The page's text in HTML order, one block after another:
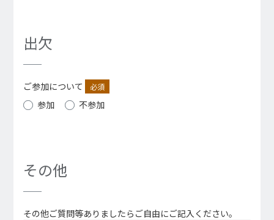
出欠
ご参加について 必須
参加 不参加
その他
その他ご質問等ありましたらご自由にご記⼊ください。